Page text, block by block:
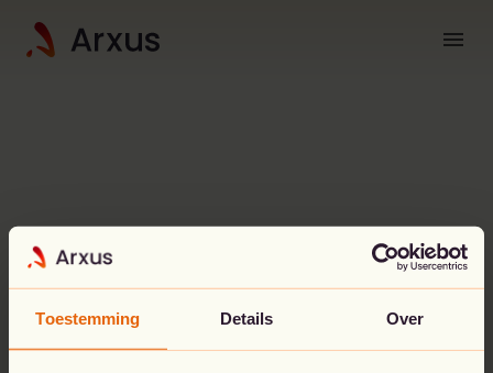
Toestemming Details Over
menu